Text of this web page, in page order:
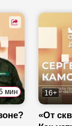
мин 16+
«От